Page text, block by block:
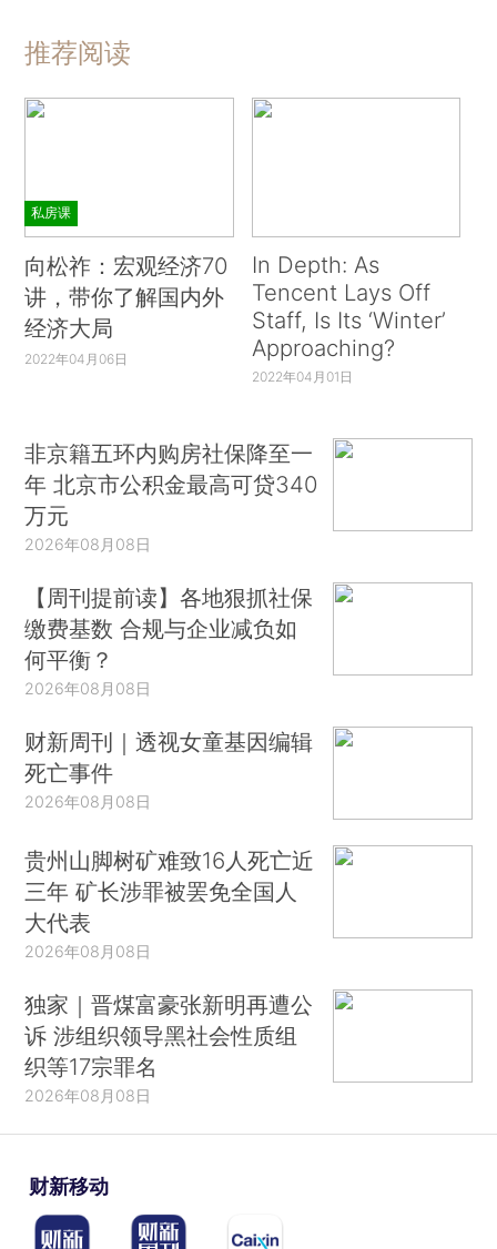
为合理。
ng/finance/microfinance-industry-is-out-of-an-
储备银行，
https：//www·rbi·org·in/scripts/BS_ViewMasCirculard
etails·apsx？id=9827#II。）但是风险仍然存在，由
不稳定的低收入引发的危机将再次被过度归因于放
债人的胡作非为，而适得其反的监管也会随之而
（*Chaudhary and Swamy（2011）更详细地描
的相似之处。）
我在本文的其余部分详细阐述了这一论点。第
1节讨论了殖民时期晚期，描述了试图压制放债人
第2节描述了印度独立后的前20年，当时放债人甚
至面临更多的法律限制，而且国家的补贴资金主要
由受寻租影响的信贷合作组织提供。第3节描述了
得到国家补贴的公共部门银行的扩张时代（1975—
1991年）。银行扩张可能减少了农村贫困，但是寻
租依然普遍。第4节讨论了从1991年开始的印度经
济自由化时期：随着农村银行业务衰退、农村银行
个叙述与这里讨论的中心论点相关。核心问题是不
确定的低收入。在这样的环境下，放债人要么必须
得到国家补贴并接受寻租，要么为了保持财务上的
款。截至目前，我们必须在这两种情形之间做出选
择，任何法规都无法改变这一点。
推荐阅读
私房课
向松祚：宏观经济70
讲，带你了解国内外
经济大局
2022年04月06日
In Depth: As
Tencent Lays Off
Staff, Is Its ‘Winter’
Approaching?
2022年04月01日
非京籍五环内购房社保降至一
年 北京市公积金最高可贷340
万元
2026年08月08日
【周刊提前读】各地狠抓社保
缴费基数 合规与企业减负如
何平衡？
2026年08月08日
财新周刊｜透视女童基因编辑
死亡事件
2026年08月08日
贵州山脚树矿难致16人死亡近
三年 矿长涉罪被罢免全国人
大代表
2026年08月08日
独家｜晋煤富豪张新明再遭公
诉 涉组织领导黑社会性质组
织等17宗罪名
2026年08月08日
财新移动